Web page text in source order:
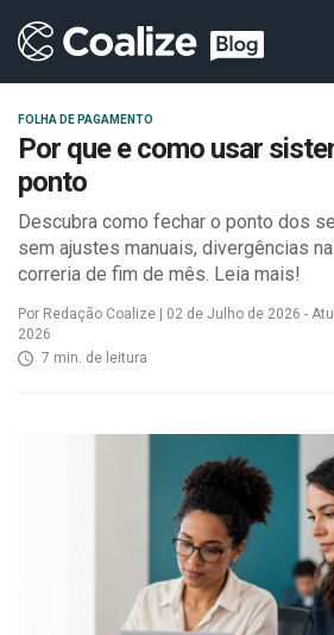
FOLHA DE PAGAMENTO
Por que e como usar
ponto
Descubra como fechar o ponto dos
sem ajustes manuais, divergências
correria de fim de mês. Leia mais!
Por Redação Coalize | 02 de Julho de 2026 -
2026
7 min. de leitura